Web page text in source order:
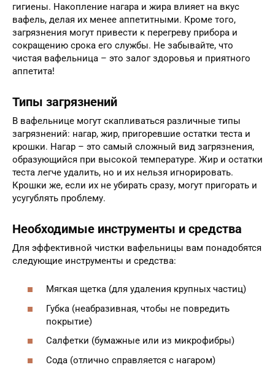
гигиены. Накопление нагара и жира влияет на вкус
вафель, делая их менее аппетитными. Кроме того,
загрязнения могут привести к перегреву прибора и
сокращению срока его службы. Не забывайте, что
чистая вафельница – это залог здоровья и приятного
аппетита!
Типы загрязнений
В вафельнице могут скапливаться различные типы
загрязнений: нагар, жир, пригоревшие остатки теста и
крошки. Нагар – это самый сложный вид загрязнения,
образующийся при высокой температуре. Жир и остатки
теста легче удалить, но и их нельзя игнорировать.
Крошки же, если их не убирать сразу, могут пригорать и
усугублять проблему.
Необходимые инструменты и средства
Для эффективной чистки вафельницы вам понадобятся
следующие инструменты и средства:
Мягкая щетка (для удаления крупных частиц)
Губка (неабразивная, чтобы не повредить
покрытие)
Салфетки (бумажные или из микрофибры)
Сода (отлично справляется с нагаром)